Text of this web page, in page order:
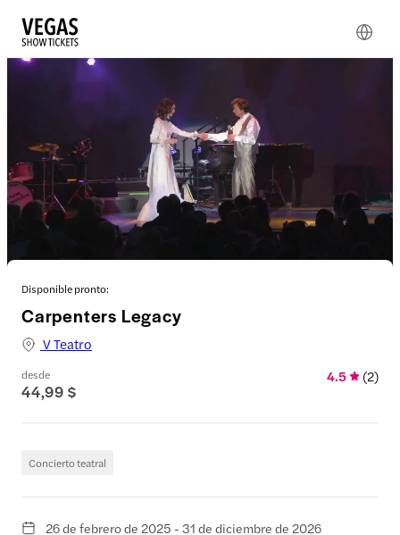
Disponible pronto:
Carpenters Legacy
V Teatro
desde
44,99 $
4.5 (2)
Concierto teatral
26 de febrero de 2025 - 31 de diciembre de 2026